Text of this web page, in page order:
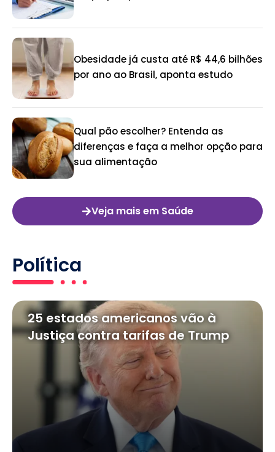
Obesidade já custa até R$ 44,6 bilhões
por ano ao Brasil, aponta estudo
Qual pão escolher? Entenda as
diferenças e faça a melhor opção para
sua alimentação
Veja mais em Saúde
Política
25 estados americanos vão à
Justiça contra tarifas de Trump